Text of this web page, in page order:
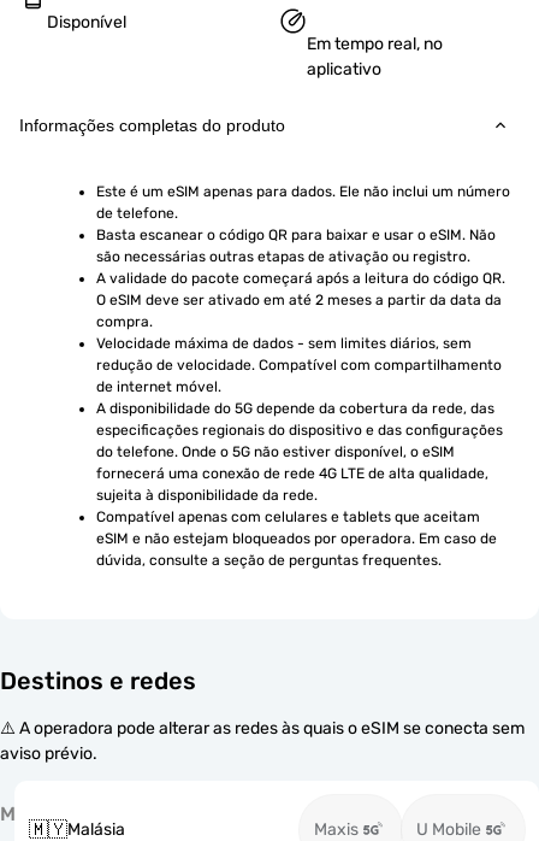
Disponível
Em tempo real, no
aplicativo
Informações completas do produto
Este é um eSIM apenas para dados. Ele não inclui um número
de telefone.
Basta escanear o código QR para baixar e usar o eSIM. Não
são necessárias outras etapas de ativação ou registro.
A validade do pacote começará após a leitura do código QR.
O eSIM deve ser ativado em até 2 meses a partir da data da
compra.
Velocidade máxima de dados - sem limites diários, sem
redução de velocidade. Compatível com compartilhamento
de internet móvel.
A disponibilidade do 5G depende da cobertura da rede, das
especificações regionais do dispositivo e das configurações
do telefone. Onde o 5G não estiver disponível, o eSIM
fornecerá uma conexão de rede 4G LTE de alta qualidade,
sujeita à disponibilidade da rede.
Compatível apenas com celulares e tablets que aceitam
eSIM e não estejam bloqueados por operadora. Em caso de
dúvida, consulte a seção de perguntas frequentes.
Destinos e redes
⚠️ A operadora pode alterar as redes às quais o eSIM se conecta sem
aviso prévio.
M
🇲🇾Malásia Maxis U Mobile